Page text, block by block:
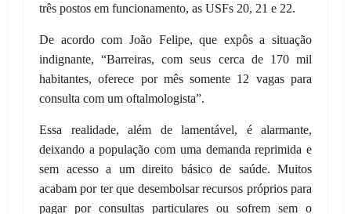
três postos em funcionamento, as USFs 20, 21 e 22.
De acordo com João Felipe, que expôs a situação
indignante, “Barreiras, com seus cerca de 170 mil
habitantes, oferece por mês somente 12 vagas para
consulta com um oftalmologista”.
Essa realidade, além de lamentável, é alarmante,
deixando a população com uma demanda reprimida e
sem acesso a um direito básico de saúde. Muitos
acabam por ter que desembolsar recursos próprios para
pagar por consultas particulares ou sofrem sem o